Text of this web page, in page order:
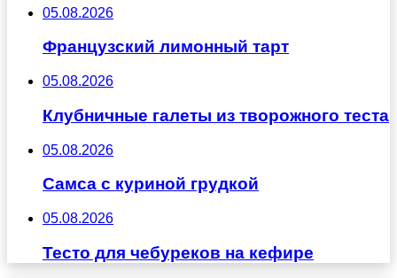
05.08.2026
Французский лимонный тарт
05.08.2026
Клубничные галеты из творожного теста
05.08.2026
Самса с куриной грудкой
05.08.2026
Тесто для чебуреков на кефире